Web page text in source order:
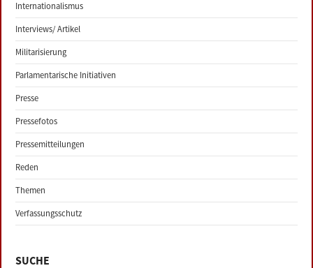
Internationalismus
Interviews/ Artikel
Militarisierung
Parlamentarische Initiativen
Presse
Pressefotos
Pressemitteilungen
Reden
Themen
Verfassungsschutz
SUCHE